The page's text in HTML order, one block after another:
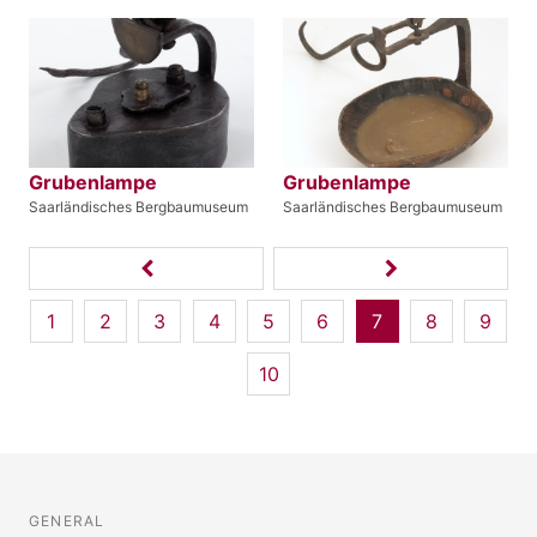
Grubenlampe
Saarländisches Bergbaumuseum
Grubenlampe
Saarländisches Bergbaumuseum
1 2 3 4 5 6 7 8 9
10
GENERAL